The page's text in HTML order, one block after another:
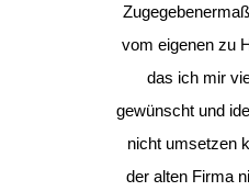
vom eigenen zu
das ich mir
gewünscht und
nicht umsetzen
der alten Firma